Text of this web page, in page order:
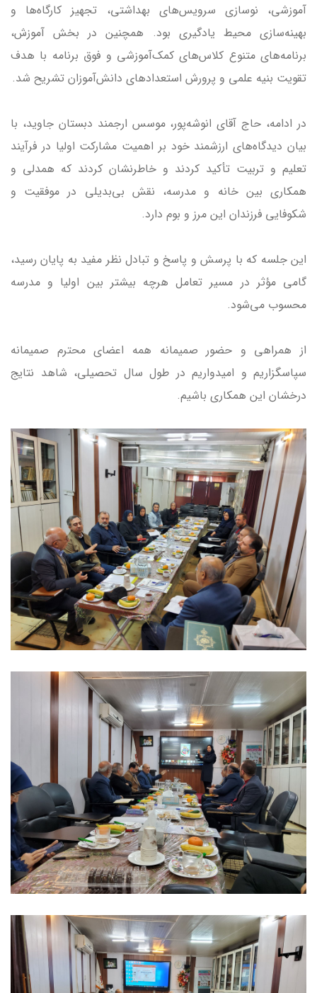
آموزشی، نوسازی سرویس‌های بهداشتی، تجهیز کارگاه‌ها و
بهینه‌سازی محیط یادگیری بود. همچنین در بخش آموزش،
برنامه‌های متنوع کلاس‌های کمک‌آموزشی و فوق برنامه با هدف
تقویت بنیه علمی و پرورش استعدادهای دانش‌آموزان تشریح شد.
در ادامه، حاج آقای انوشه‌پور، موسس ارجمند دبستان جاوید، با
بیان دیدگاه‌های ارزشمند خود بر اهمیت مشارکت اولیا در فرآیند
تعلیم و تربیت تأکید کردند و خاطرنشان کردند که همدلی و
همکاری بین خانه و مدرسه، نقش بی‌بدیلی در موفقیت و
شکوفایی فرزندان این مرز و بوم دارد.
این جلسه که با پرسش و پاسخ و تبادل نظر مفید به پایان رسید،
گامی مؤثر در مسیر تعامل هرچه بیشتر بین اولیا و مدرسه
محسوب می‌شود.
از همراهی و حضور صمیمانه همه اعضای محترم صمیمانه
سپاسگزاریم و امیدواریم در طول سال تحصیلی، شاهد نتایج
درخشان این همکاری باشیم.